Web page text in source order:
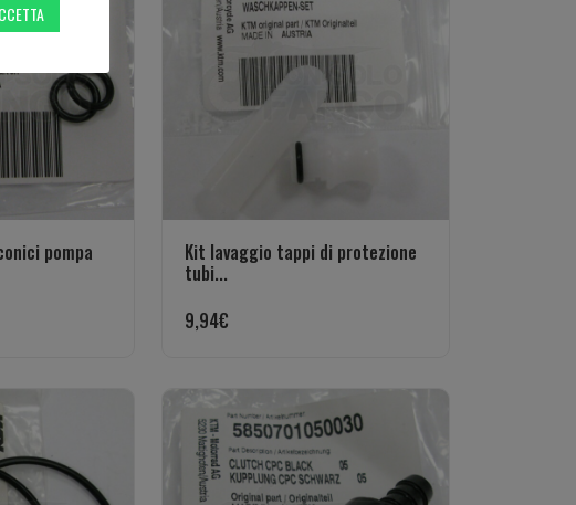
pompa Kit lavaggio tappi di protezione
tubi...
9,94€